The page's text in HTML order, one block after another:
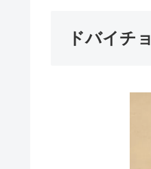
ドバイチ